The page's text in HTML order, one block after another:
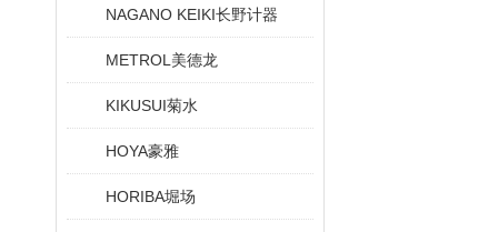
NAGANO KEIKI长野计器
METROL美德龙
KIKUSUI菊水
HOYA豪雅
HORIBA堀场